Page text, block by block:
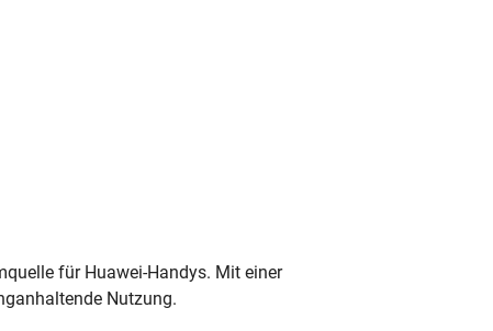
für Huawei-Handys. Mit einer
Nutzung.